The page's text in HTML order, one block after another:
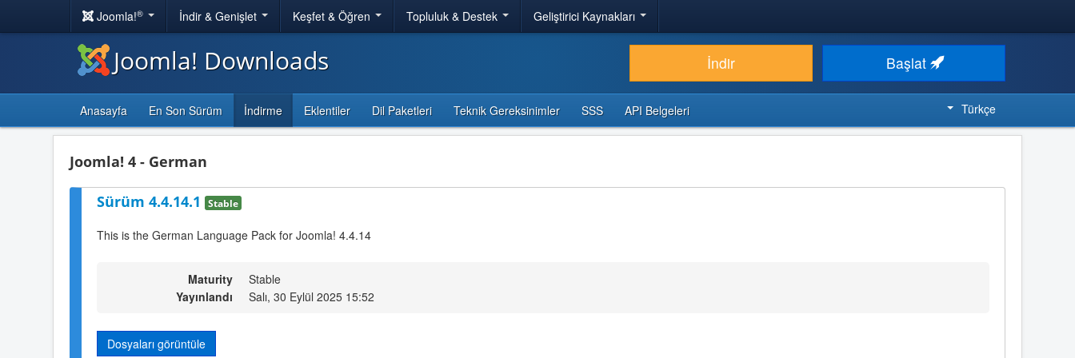
Joomla!® İndir & Genişlet Keşfet & Öğren Topluluk & Destek Geliştirici Kaynakları
Joomla! Downloads İndir Başlat
Anasayfa En Son Sürüm İndirme Eklentiler Dil Paketleri Teknik Gereksinimler SSS API Belgeleri Türkçe
Joomla! 4 - German
Sürüm 4.4.14.1 Stable
This is the German Language Pack for Joomla! 4.4.14
Maturity
Stable
Yayınlandı
Salı, 30 Eylül 2025 15:52
Dosyaları görüntüle